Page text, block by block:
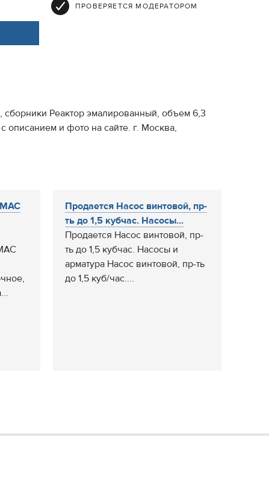
ПРОВЕРЯЕТСЯ МОДЕРАТОРОМ
Реактор эмалированный, объем 6,3
и фото на сайте. г. Москва,
Продается Насос винтовой, пр-
ть до 1,5 кубчас. Насосы...
Продается Насос винтовой, пр-
ть до 1,5 кубчас. Насосы и
арматура Насос винтовой, пр-ть
до 1,5 куб/час....